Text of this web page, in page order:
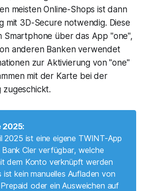
meisten Online-Shops ist dann
mit 3D-Secure notwendig. Diese
Smartphone über das App "one",
anderen Banken verwendet
zur Aktivierung von "one"
mit der Karte bei der
zugeschickt.
2025:
2025 ist eine eigene TWINT-App
Cler verfügbar, welche
dem Konto verknüpft werden
ist kein manuelles Aufladen von
oder ein Ausweichen auf